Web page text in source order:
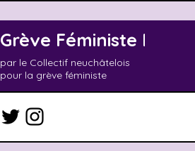
Grève Féministe NE
par le Collectif neuchâtelois
pour la grève féministe